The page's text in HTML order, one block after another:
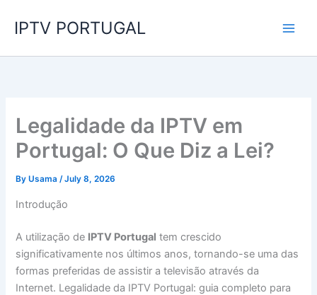
IPTV PORTUGAL
Legalidade da IPTV em
Portugal: O Que Diz a Lei?
ByUsama/July 8, 2026
Introdução
A utilização de IPTV Portugal tem crescido
significativamente nos últimos anos, tornando-se uma das
formas preferidas de assistir a televisão através da
Internet. Legalidade da IPTV Portugal: guia completo para